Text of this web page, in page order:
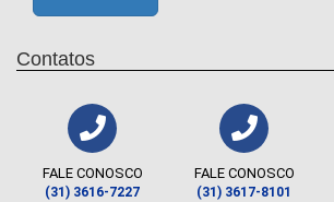
Contatos
FALE CONOSCO
(31) 3616-7227
FALE CONOSCO
(31) 3617-8101